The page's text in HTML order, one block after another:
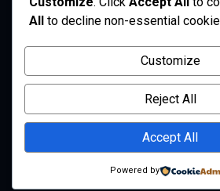
Ejecutiva
Sobre el Chif
All
to decline non-essential
Customize
Reject All
Accept All
Powered by